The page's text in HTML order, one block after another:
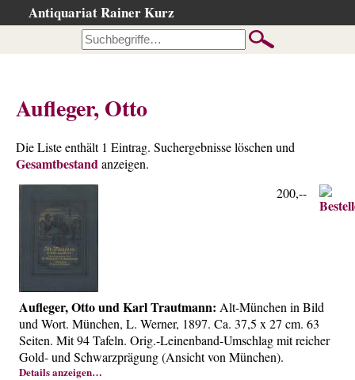
Antiquariat Rainer Kurz
…nach Beschreibung
…nach Kategorie
…nach Schlagwort
…nach Person
Neuzugänge
…der letzten Wochen
…der letzten Tage
Suchergebnisse
Ankauf
Warenkorb
Über uns
Aufleger, Otto
Die Liste enthält 1 Eintrag. Suchergebnisse löschen und
Gesamtbestandanzeigen.
Aufleger, Otto und Karl Trautmann: Alt-München in Bild
und Wort. München, L. Werner, 1897. Ca. 37,5 x 27 cm. 63
Seiten. Mit 94 Tafeln. Orig.-Leinenband-Umschlag mit reicher
Gold- und Schwarzprägung (Ansicht von München).
Details anzeigen…
200,--